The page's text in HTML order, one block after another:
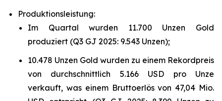
Produktionsleistung:
Im Quartal wurden 11.700 Unzen Gold
produziert (Q3 GJ 2025: 9.543 Unzen);
10.478 Unzen Gold wurden zu einem Rekordpreis
von durchschnittlich 5.166 USD pro Unze
verkauft, was einem Bruttoerlös von 47,04 Mio.